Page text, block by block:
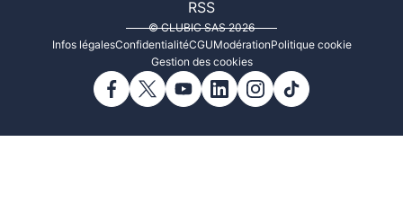
RSS
© CLUBIC SAS 2026
Infos légalesConfidentialitéCGUModérationPolitique cookie
Gestion des cookies